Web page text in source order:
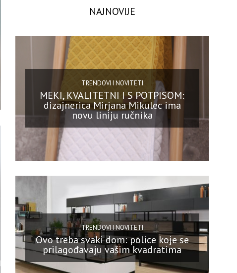
NAJNOVIJE
TRENDOVI I NOVITETI
MEKI, KVALITETNI I S POTPISOM:
dizajnerica Mirjana Mikulec ima
novu liniju ručnika
TRENDOVI I NOVITETI
Ovo treba svaki dom: police koje se
prilagođavaju vašim kvadratima